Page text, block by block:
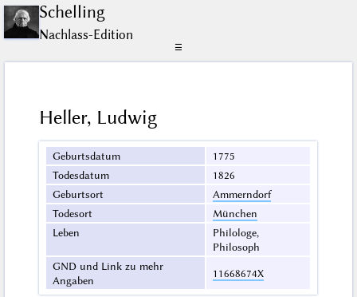
Schelling
Nachlass-Edition
☰
Heller, Ludwig
Geburtsdatum
1775
Todesdatum
1826
Geburtsort
Ammerndorf
Todesort
München
Leben
Philologe,
Philosoph
GND und Link zu mehr
Angaben
11668674X